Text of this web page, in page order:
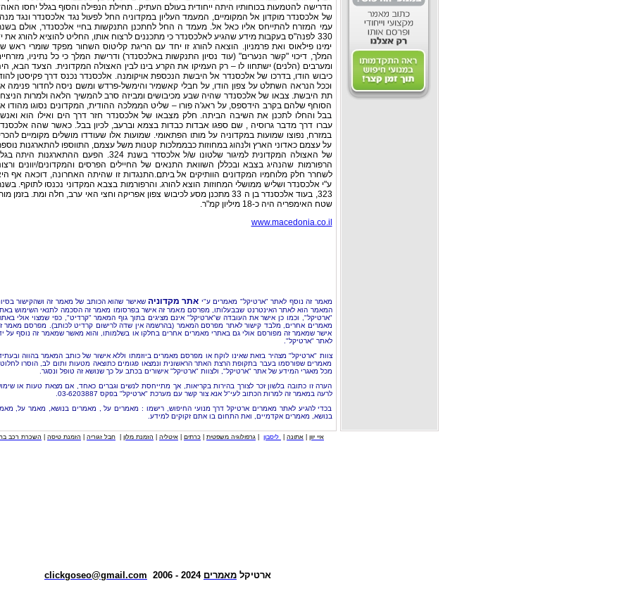
הדרישה להטמעות בכוחותיו היתה ייחודית בעולם העתיק.. תחילת הנפילה והסוף בגלל יחסו
של אלכסנדר מוקדון אל המקומיים, המעמד העליון במקדוניה החל לפעול נגד אלכסנדר ונגד
עמי המזרח להתייחס אליו כאל אל. מעמד ה החל לחתכנן התנקשות בחיי אלכסנדר, אולם
330 לפנה"ס בעקבות מידע שהגיע לאלכסנדר כי מתכננים לרצוח אותו, החליט להוציא להורג את
ימינו פילאוס ואת פרמניון. הוצאה להורג זו יחד עם הריגת קליטוס השחור מפקד שומרי ראש
המלך, דיכוי "קשר הנערים" (עוד נסיון התנקשות באלכסנדר) ודרישת המלך כי כל נתיניו,
ומערבים (הלנים) ישתחוו לו – רק העמיקו את הקרע בינו לבין האצולה המקדונית. הצעד הבא,
כיבוש הודו, בדרכו של אלכסנדר אל היבשת הנכספת אויקומנה. אלכסנדר נכנס דרך פקיסטן
וככל הנראה השתלט על צפון הודו, על חבלי קאשמיר והימשל-פרדש ומשם ניסה לחדור פנימה
תת היבשת. צבאו של אלכסנדר שהיה שבע מכיבושים ומביזה סרב להמשיך הלאה ולמרות
הסוחף שלהם בקרב הידספס, על ראג'ה פורו – שליט הממלכה ההודית, המקדונים נסוגו מהודו
בבל והחלו לתכנן את השיבה הביתה. חלק מצבאו של אלכסנדר חזר דרך הים ואילו הוא
עברו דרך מדבר גרוסיה , שם ספגו אבדות כבדות בצמא וברעב, לכיון בבל. כאשר שהה
במזרח, נפוצו שמועות במקדוניה על מותו הפתאומי. שמועות אלו שעודדו מושלים מקומיים
על עצמם כאדוני הארץ ולנהוג במחוזות כבממלכות קטנות משל עצמם, התווספו להתארגנות
של האצולה המקדונית למיגור שלטונו ש/ל אלכסדר בשנת 324. הפעם ההתארגנות היתה
הרפורמות שהנהיג בצבא ובכללן השוואת התנאים של החיילים הפרסים והמקדונים/יוונים
לשחרר חלק מלוחמיו המקדונים הוותיקים אל ביתם.התנגדות זו שהיתה האחרונה, דוכאה אף
ע"י אלכסנדר ושליש ממושלי המחוזות הוצא להורג. והרפורמות בצבא המקדוני נכנסו לתוקף.
323, בעוד אלכסנדר בן ה 33 מתכנן מסע לכיבוש צפון אפריקה וחצי האי ערב, חלה ומת. בזמן
שטח האימפריה היה כ-18 מיליון קמ"ר.
www.macedonia.co.il
מאמר זה נוסף לאתר "ארטיקל" מאמרים ע"י אתר מקדוניה שאישר שהוא הכותב של מאמר זה ושהקישור
המאמר הוא לאתר האינטרנט שבבעלותו, מפרסם מאמר זה אישר בפרסומו מאמר זה הסכמה לתנאי השימוש
"ארטיקל", וכמו כן אישר את העובדה ש"ארטיקל" אינם מציגים בתוך גוף המאמר "קרדיט", כפי שמצוי אולי
מאמרים אחרים, מלבד קישור לאתר מפרסם המאמר (בהרשמה אין שדה לרישום קרדיט לכותב). מפרסם מאמר
אישר שמאמר זה מפורסם אולי גם באתרי מאמרים אחרים בחלקו או בשלמותו, והוא מאשר שמאמר זה נוסף על
לאתר "ארטיקל".
צוות "ארטיקל" מצהיר בזאת שאינו לוקח או מפרסם מאמרים ביוזמתו וללא אישור של כותב המאמר בהווה
מאמרים שפורסמו בעבר בתקופת הרצת האתר הראשונית ונמצאו פגומים כתוצאה מטעות ותום לב, הוסרו
מכל מאגרי המידע של אתר "ארטיקל", ולצוות "ארטיקל" אישורים בכתב על כך שנושא זה טופל ונסגר.
הערה זו כתובה בלשון זכר לצורך בהירות בקריאות, אך מתייחסת לנשים וגברים כאחד, אם מצאת טעות או
לרעה במאמר זה למרות הכתוב לעי"ל אנא צור קשר עם מערכת "ארטיקל" בפקס 03-6203887.
בכדי להגיע לאתר מאמרים ארטיקל דרך מנועי החיפוש, רישמו : מאמרים על , מאמרים בנושא, מאמר על,
בנושא, מאמרים אקדמיים, ואת התחום בו אתם זקוקים למידע.
איי יוון אתונה ליסבון גרפולוגיה משפטית כרתים איטליה הזמנת מלון חבל זגוריה הזמנת טיסה השכרת רכב
ארטיקל מאמרים 2024 - 2006
clickgoseo@gmail.com